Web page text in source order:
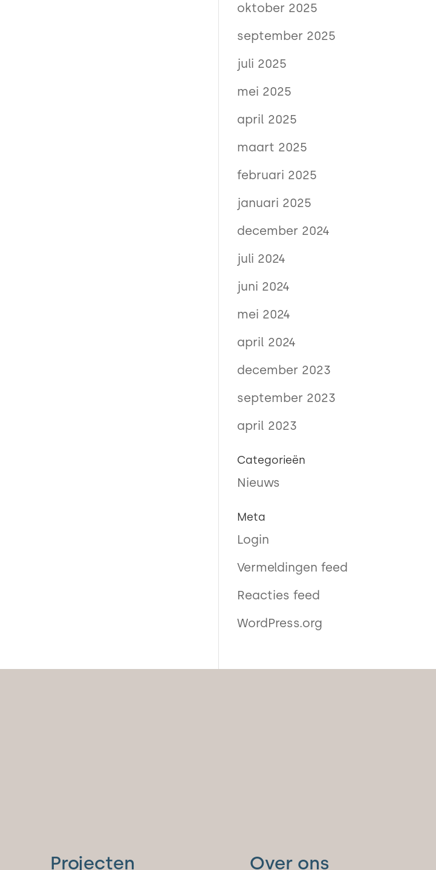
oktober 2025
september 2025
juli 2025
mei 2025
april 2025
maart 2025
februari 2025
januari 2025
december 2024
juli 2024
juni 2024
mei 2024
april 2024
december 2023
september 2023
april 2023
Categorieën
Nieuws
Meta
Login
Vermeldingen feed
Reacties feed
WordPress.org
Projecten Over ons